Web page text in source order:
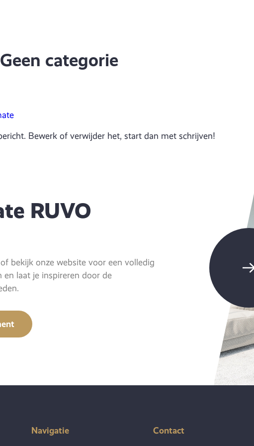
categorie
Bewerk of verwijder het, start dan met schrijven!
RUVO
bekijk onze website voor een volledig
en laat je inspireren door de
Navigatie Contact